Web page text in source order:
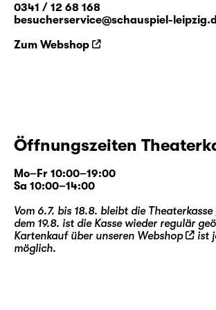
übernehmenFalk Rößler
Prüfbegehung der agra-
Landwirtschaftsausstellung 1981
Wild
Schauspiel Leipzig als Sänger
und „Die Rättin“), zudem
„Cabaret“ und „Lazarus“. Die
Choreographin
0341 / 12 68 168
besucherservice@schauspiel-
Zum Webshop
Öffnungszeiten
Mo–Fr 10:00–19:00
Sa 10:00–14:00
Vom 6.7. bis 18.8. bleibt die
dem 19.8. ist die Kasse wieder regulär
Kartenkauf über unseren Webshop
ist
möglich.